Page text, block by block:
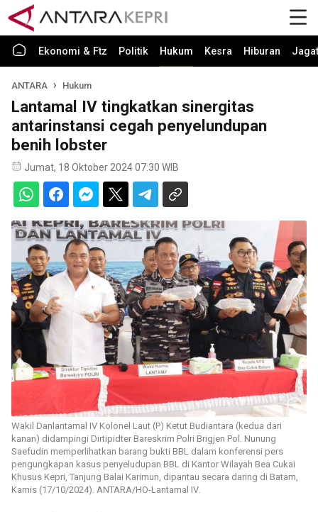
Ekonomi & Ftz Politik Hukum Kesra Hiburan Jagat
ANTARA Hukum
Lantamal IV tingkatkan sinergitas
antarinstansi cegah penyelundupan
benih lobster
Jumat, 18 Oktober 2024 07:30 WIB
Wakil Danlantamal IV Kolonel Laut (P) Ketut Budiantara (kedua dari
kanan) didampingi Dirtipidter Bareskrim Polri Brigjen Pol. Nunung
Saefudin memperlihatkan barang bukti BBL dalam konferensi pers
pengungkapan kasus penyeludupan BBL di Kantor Wilayah Bea Cukai
Khusus Kepri, Tanjung Balai Karimun, dipantau secara daring di Batam,
Kamis (17/10/2024). ANTARA/HO-Lantamal IV.